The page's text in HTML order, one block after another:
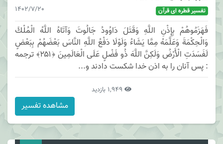
1402/7/20 تفسیر قطره ای قرآن
فَهَزَمُوهُمْ بِإِذْنِ اللَّهِ وَقَتَلَ دَاوُودُ جَالُوتَ وَآتَاهُ اللَّهُ الْمُلْكَ
وَالْحِكْمَةَ وَعَلَّمَهُ مِمَّا يَشَاءُ وَلَوْلَا دَفْعُ اللَّهِ النَّاسَ بَعْضَهُمْ بِبَعْضٍ
لَفَسَدَتِ الْأَرْضُ وَلَكِنَّ اللَّهَ ذُو فَضْلٍ عَلَى الْعَالَمِينَ ﴿۲۵۱﴾ ترجمه
: پس آنان را به اذن خدا شكست دادند و...
مشاهده تفسیر